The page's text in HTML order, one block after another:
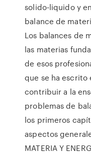
solido-liquido y
balance de
Los balances de
las materias
de esos
que se ha escrito
contribuir a la
problemas de
los primeros
aspectos
MATERIA Y